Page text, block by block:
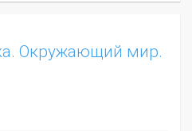
Окружающий мир.